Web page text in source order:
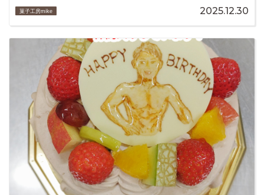
菓子工房mike 2025.12.30